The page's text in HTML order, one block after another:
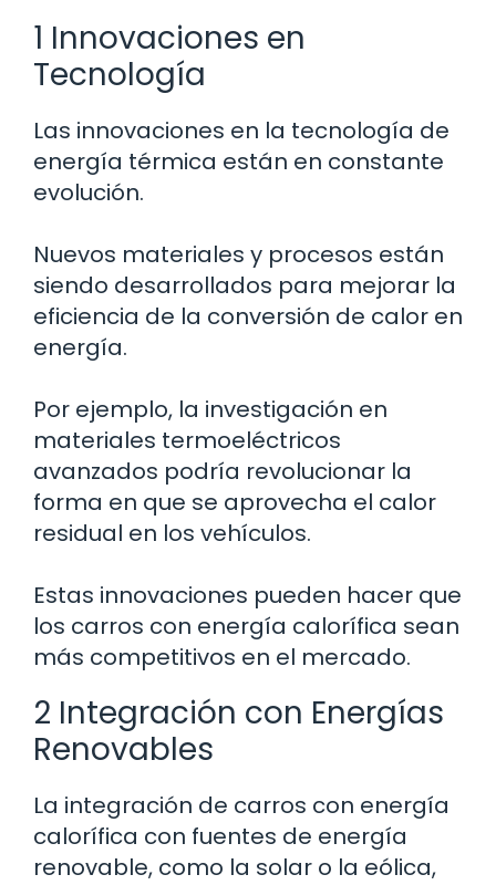
1 Innovaciones en
Tecnología
Las innovaciones en la tecnología de
energía térmica están en constante
evolución.
Nuevos materiales y procesos están
siendo desarrollados para mejorar la
eficiencia de la conversión de calor en
energía.
Por ejemplo, la investigación en
materiales termoeléctricos
avanzados podría revolucionar la
forma en que se aprovecha el calor
residual en los vehículos.
Estas innovaciones pueden hacer que
los carros con energía calorífica sean
más competitivos en el mercado.
2 Integración con Energías
Renovables
La integración de carros con energía
calorífica con fuentes de energía
renovable, como la solar o la eólica,